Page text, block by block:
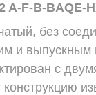
A-F-B-BAQE-
без
и выпускным
с